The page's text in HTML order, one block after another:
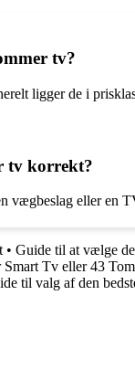
tv?
ligger de i
tv korrekt?
vægbeslag eller en
• Guide til at vælge
Tv eller 43
til valg af den